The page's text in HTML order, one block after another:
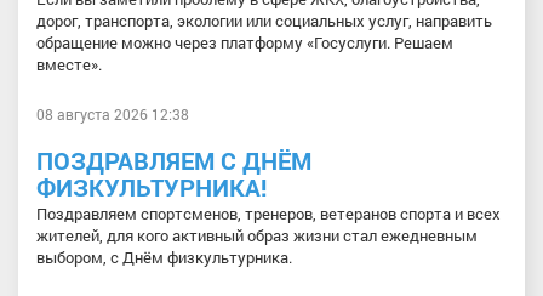
дорог, транспорта, экологии или социальных услуг, направить
обращение можно через платформу «Госуслуги. Решаем
вместе».
08 августа 2026 12:38
ПОЗДРАВЛЯЕМ С ДНЁМ
ФИЗКУЛЬТУРНИКА!
Поздравляем спортсменов, тренеров, ветеранов спорта и всех
жителей, для кого активный образ жизни стал ежедневным
выбором, с Днём физкультурника.